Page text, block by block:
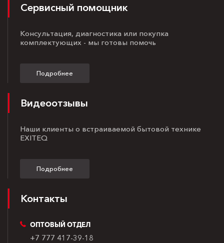
Сервисный помощник
Консультация, диагностика или покупка
комплектующих - мы готовы помочь
Подробнее
Видеоотзывы
Наши клиенты о встраиваемой бытовой технике
EXITEQ
Подробнее
Контакты
ОПТОВЫЙ ОТДЕЛ
+7 777 417-39-18